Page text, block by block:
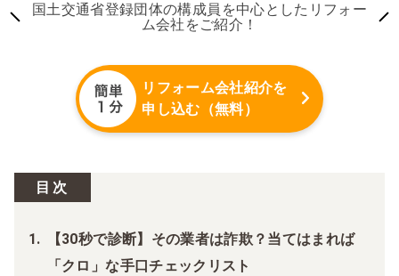
国土交通省登録団体の構成員を中心としたリフォー
ム会社をご紹介！
リフォーム会社紹介を
申し込む（無料）
目次
【30秒で診断】その業者は詐欺？当てはまれば
「クロ」な手口チェックリスト